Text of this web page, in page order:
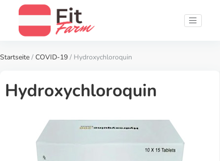
Startseite / COVID-19 / Hydroxychloroquin
Hydroxychloroquin